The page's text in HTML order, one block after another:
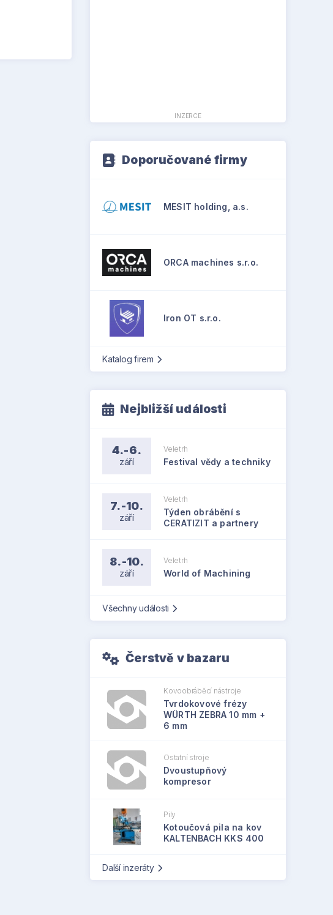
INZERCE
Doporučované firmy
MESIT holding, a.s.
ORCA machines s.r.o.
Iron OT s.r.o.
Katalog firem
Nejbližší události
4.-6.
září
Veletrh
Festival vědy a techniky
7.-10.
září
Veletrh
Týden obrábění s
CERATIZIT a partnery
8.-10.
září
Veletrh
World of Machining
Všechny události
Čerstvě v bazaru
Kovoobráběcí nástroje
Tvrdokovové frézy
WÜRTH ZEBRA 10 mm +
6 mm
Ostatní stroje
Dvoustupňový
kompresor
Pily
Kotoučová pila na kov
KALTENBACH KKS 400
Další inzeráty